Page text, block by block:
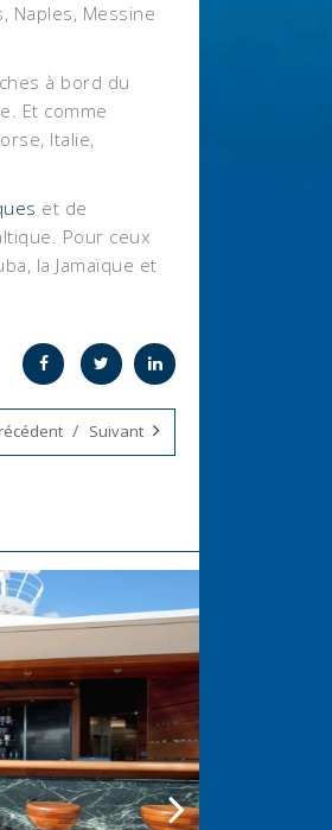
Naples, Messine
à bord du
Et comme
Italie,
et de
Pour ceux
la Jamaïque et
/ Suivant